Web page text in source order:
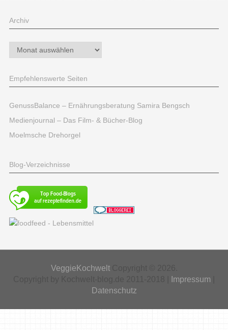
Archiv
Archiv
Empfehlenswerte Seiten
GenussBalance – Ernährungsberatung Samira Bengsch
Medienjournal – Das Film- & Bücher-Blog
Moelmsche Drehorgel
Blog-Verzeichnisse
VeggieKochweltCopyright © 2026.
Impressum
Datenschutz